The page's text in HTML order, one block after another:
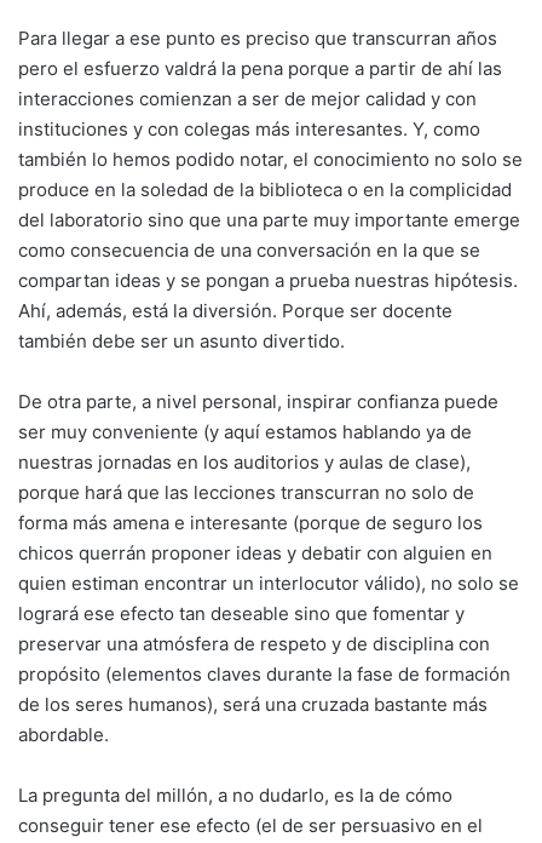
Para llegar a ese punto es preciso que transcurran años
pero el esfuerzo valdrá la pena porque a partir de ahí las
interacciones comienzan a ser de mejor calidad y con
instituciones y con colegas más interesantes. Y, como
también lo hemos podido notar, el conocimiento no solo se
produce en la soledad de la biblioteca o en la complicidad
del laboratorio sino que una parte muy importante emerge
como consecuencia de una conversación en la que se
compartan ideas y se pongan a prueba nuestras hipótesis.
Ahí, además, está la diversión. Porque ser docente
también debe ser un asunto divertido.
De otra parte, a nivel personal, inspirar confianza puede
ser muy conveniente (y aquí estamos hablando ya de
nuestras jornadas en los auditorios y aulas de clase),
porque hará que las lecciones transcurran no solo de
forma más amena e interesante (porque de seguro los
chicos querrán proponer ideas y debatir con alguien en
quien estiman encontrar un interlocutor válido), no solo se
logrará ese efecto tan deseable sino que fomentar y
preservar una atmósfera de respeto y de disciplina con
propósito (elementos claves durante la fase de formación
de los seres humanos), será una cruzada bastante más
abordable.
La pregunta del millón, a no dudarlo, es la de cómo
conseguir tener ese efecto (el de ser persuasivo en el